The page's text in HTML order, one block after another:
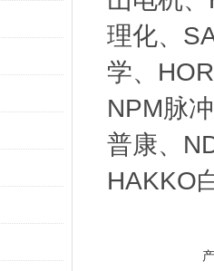
理化、
学、
NPM脉
普康、
HAKKO